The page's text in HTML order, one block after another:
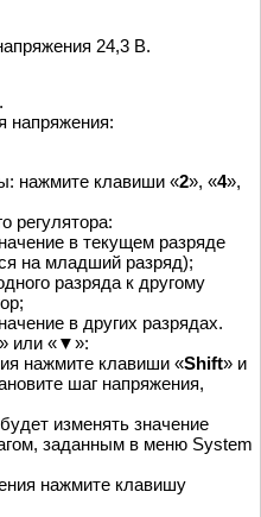
24,3 В.
напряжения:
нажмите клавиши «2», «4»,
регулятора:
в текущем разряде
на младший разряд);
разряда к другому
в других разрядах.
или «▼»:
нажмите клавиши «Shift» и
шаг напряжения,
изменять значение
заданным в меню System
нажмите клавишу